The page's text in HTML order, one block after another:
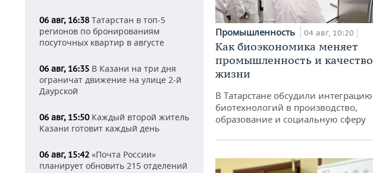
06 авг, 16:38 Татарстан в топ-5
регионов по бронированиям
посуточных квартир в августе
06 авг, 16:35 В Казани на три дня
ограничат движение на улице 2-й
Даурской
06 авг, 15:50Каждый второй житель
Казани готовит каждый день
06 авг, 15:42 «Почта России»
планирует обновить 215 отделений
Промышленность 04 авг, 10:20
Как биоэкономика меняет
промышленность и качество
жизни
В Татарстане обсудили интеграцию
биотехнологий в производство,
образование и социальную сферу